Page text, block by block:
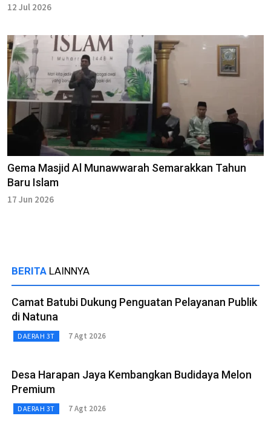
12 Jul 2026
Gema Masjid Al Munawwarah Semarakkan Tahun
Baru Islam
17 Jun 2026
BERITA LAINNYA
Camat Batubi Dukung Penguatan Pelayanan Publik
di Natuna
DAERAH 3T 7 Agt 2026
Desa Harapan Jaya Kembangkan Budidaya Melon
Premium
DAERAH 3T 7 Agt 2026